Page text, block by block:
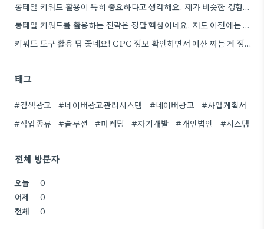
롱테일 키워드 활용이 특히 중요하다고 생각해요. 제가 비슷한 경험을 할 때, 너무 일반적인 키워드에 집중했더니…
롱테일 키워드를 활용하는 전략은 정말 핵심이네요. 저도 이전에는 너무 넓은 범위의 키워드에 집중해서 예산을 낭비했던…
키워드 도구 활용 팁 좋네요! CPC 정보 확인하면서 예산 짜는 게 정말 중요할 것 같아요.
태그
#검색광고 #네이버광고관리시스템 #네이버광고
#사업계획서
#직업종류
#솔루션 #마케팅 #자기개발 #개인법인 #시스템
전체 방문자
오늘
0
어제
0
전체
0